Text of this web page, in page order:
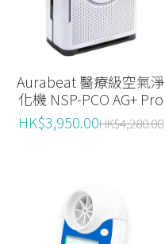
Aurabeat 醫療級空氣淨
化機 NSP-PCO AG+ Pro
HK$3,950.00HK$4,280.00